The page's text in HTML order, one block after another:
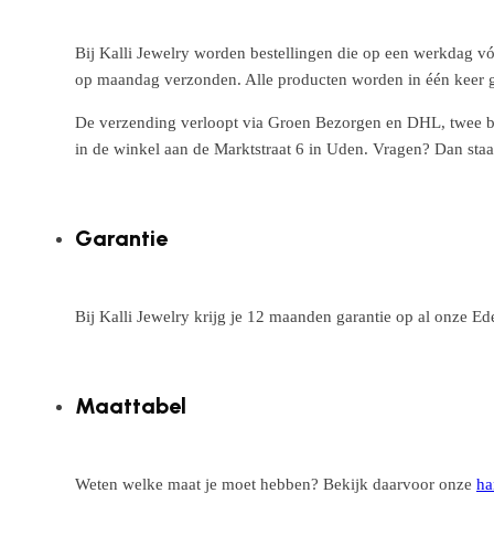
Bij Kalli Jewelry worden bestellingen die op een werkdag
op maandag verzonden. Alle producten worden in één
De verzending verloopt via Groen Bezorgen en DHL, twee
in de winkel aan de Marktstraat 6 in Uden. Vragen? Dan
Garantie
Bij Kalli Jewelry krijg je 12 maanden garantie op al onze
Maattabel
Weten welke maat je moet hebben? Bekijk daarvoor onze